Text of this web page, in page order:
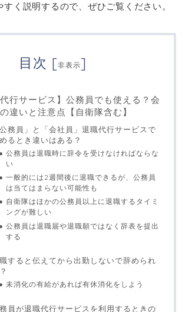
く説明するので、ぜひご覧ください。
目次 [非表示]
代行サービス】公務員でも使える？会
違いと注意点【自衛隊含む】
公務員」と「会社員」退職代行サービスで
るとき違いはある？
公務員は退職時に辞令を受けなければならな
い
一般的には2週間後に退職できるが、公務員
は当てはまらない可能性も
自衛隊はほかの公務員以上に退職するタイミ
ングが難しい
公務員は退職届や退職願ではなく辞表を提出
する
すると伝えてから出勤しないで辞められ
未消化の有給があれば有休消化をしよう
員が退職代行サービスを利用するときの